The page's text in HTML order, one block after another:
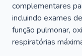
complementares
incluindo exames
função pulmonar,
respiratórias